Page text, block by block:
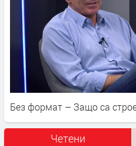
Без формат – Защо са
Четени